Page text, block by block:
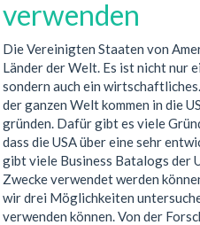
verwenden
Die Vereinigten Staaten von
Länder der Welt. Es ist nicht nur
sondern auch ein
der ganzen Welt kommen in die
gründen. Dafür gibt es viele
dass die USA über eine sehr
gibt viele Business Batalogs der
Zwecke verwendet werden
wir drei Möglichkeiten
verwenden können. Von der